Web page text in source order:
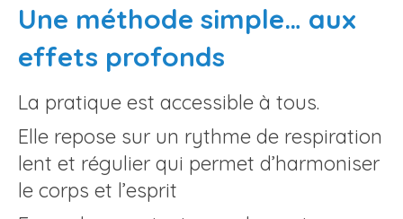
Une méthode simple… aux
effets profonds
La pratique est accessible à tous.
Elle repose sur un rythme de respiration
lent et régulier qui permet d’harmoniser
le corps et l’esprit